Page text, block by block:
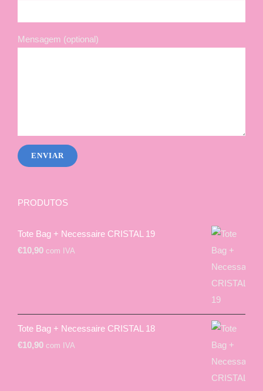
Mensagem (optional)
PRODUTOS
Tote Bag + Necessaire CRISTAL 19
€10,90 com IVA
Tote Bag + Necessaire CRISTAL 18
€10,90 com IVA